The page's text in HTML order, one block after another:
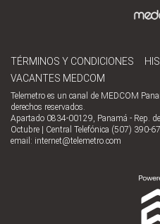
TÉRMINOS Y CONDICIONES
VACANTES MEDCOM
Telemetro es un canal de MEDCOM
derechos reservados.
Apartado 0834-00129, Panamá - Rep.
Octubre | Central Telefónica (507) 390-
email: internet@telemetro.com